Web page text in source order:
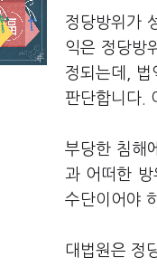
정당방위가
익은 정당방
정되는데,
판단합니다.
부당한 침해
과 어떠한
수단이어야
대법원은 정